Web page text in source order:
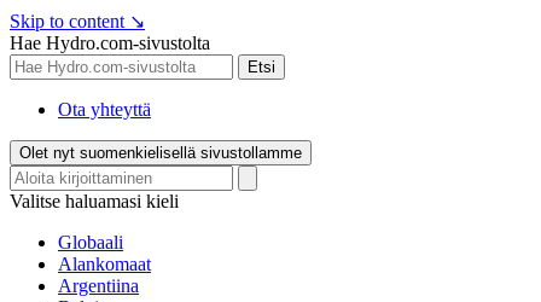
Skip to content ↘
Hae Hydro.com-sivustolta
Etsi
Ota yhteyttä
Olet nyt suomenkielisellä sivustollamme
Valitse haluamasi kieli
Globaali
Alankomaat
Argentiina